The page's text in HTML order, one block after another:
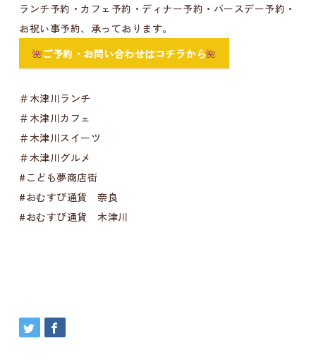
ランチ予約・カフェ予約・ディナー予約・バースデー予約・
お祝い事予約、承っております。
🌺ご予約・お問い合わせはコチラから🌺
＃木津川ランチ
＃木津川カフェ
＃木津川スイーツ
＃木津川グルメ
#こども夢商店街
#おむすび通貨 奈良
#おむすび通貨 木津川